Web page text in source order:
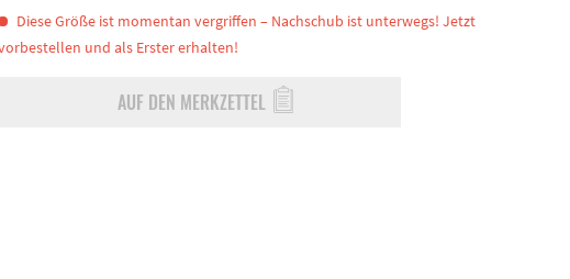
Diese Größe ist momentan vergriffen – Nachschub ist unterwegs! Jetzt
und als Erster erhalten!
AUF DEN MERKZETTEL